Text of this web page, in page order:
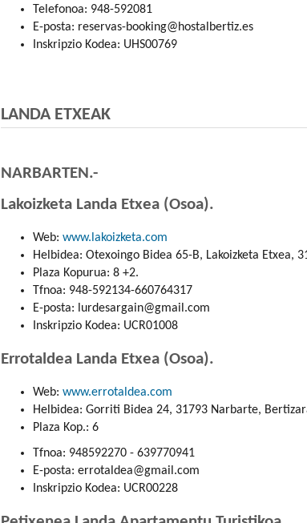
Telefonoa: 948-592081
E-posta: reservas-booking@hostalbertiz.es
Inskripzio Kodea: UHS00769
LANDA ETXEAK
NARBARTEN.-
Lakoizketa Landa Etxea (Osoa).
Web: www.lakoizketa.com
Helbidea: Otexoingo Bidea 65-B, Lakoizketa Etxea,
Plaza Kopurua: 8 +2.
Tfnoa: 948-592134-660764317
E-posta: lurdesargain@gmail.com
Inskripzio Kodea: UCR01008
Errotaldea Landa Etxea (Osoa).
Web: www.errotaldea.com
Helbidea: Gorriti Bidea 24, 31793 Narbarte,
Plaza Kop.: 6
Tfnoa: 948592270 - 639770941
E-posta: errotaldea@gmail.com
Inskripzio Kodea: UCR00228